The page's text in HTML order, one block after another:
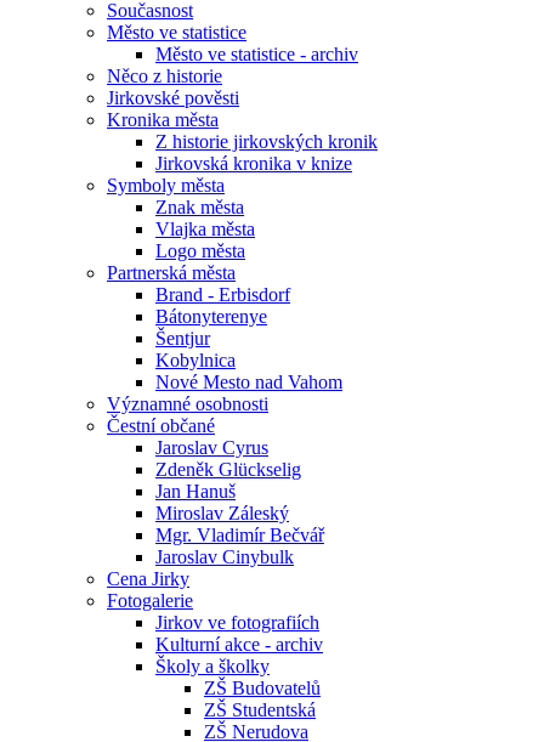
Současnost
Město ve statistice
Město ve statistice - archiv
Něco z historie
Jirkovské pověsti
Kronika města
Z historie jirkovských kronik
Jirkovská kronika v knize
Symboly města
Znak města
Vlajka města
Logo města
Partnerská města
Brand - Erbisdorf
Bátonyterenye
Šentjur
Kobylnica
Nové Mesto nad Vahom
Významné osobnosti
Čestní občané
Jaroslav Cyrus
Zdeněk Glückselig
Jan Hanuš
Miroslav Záleský
Mgr. Vladimír Bečvář
Jaroslav Cinybulk
Cena Jirky
Fotogalerie
Jirkov ve fotografiích
Kulturní akce - archiv
Školy a školky
ZŠ Budovatelů
ZŠ Studentská
ZŠ Nerudova